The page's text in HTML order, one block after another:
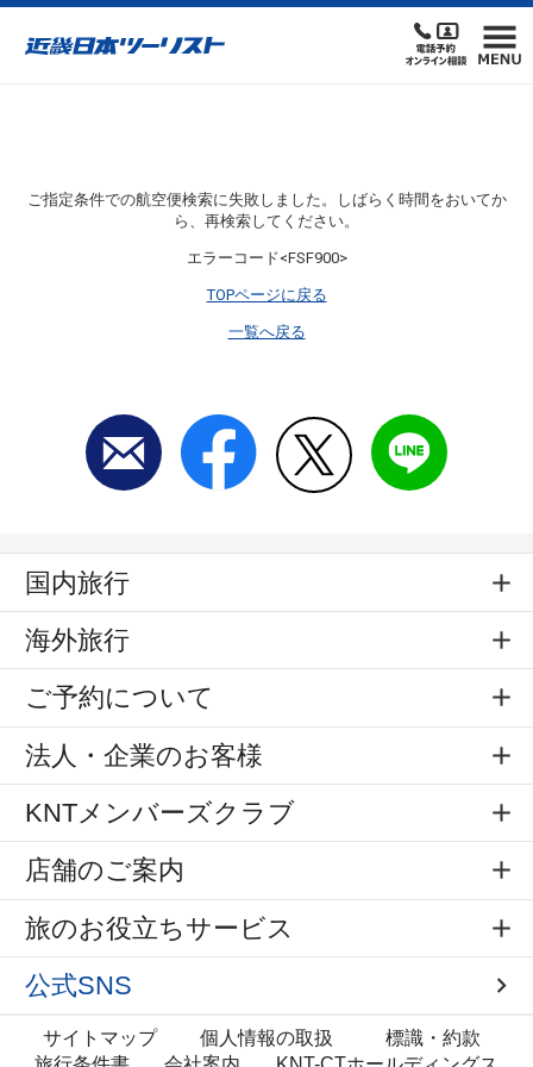
ご指定条件での航空便検索に失敗しました。しばらく時間をおいてか
ら、再検索してください。
エラーコード<FSF900>
TOPページに戻る
一覧へ戻る
国内旅行
海外旅行
ご予約について
法人・企業のお客様
KNTメンバーズクラブ
店舗のご案内
旅のお役立ちサービス
公式SNS
サイトマップ 個人情報の取扱
標識・約款